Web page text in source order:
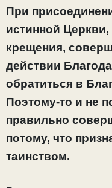
При
истинной
крещения,
действии
обратиться в
Поэтому-то и не
правильно
потому, что
таинством.